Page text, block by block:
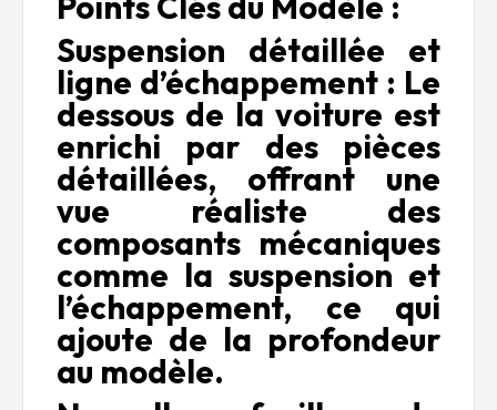
Suspension détaillée et
ligne d’échappement : Le
dessous de la voiture est
enrichi par des pièces
détaillées, offrant une
vue réaliste des
composants mécaniques
comme la suspension et
l’échappement, ce qui
ajoute de la profondeur
au modèle.